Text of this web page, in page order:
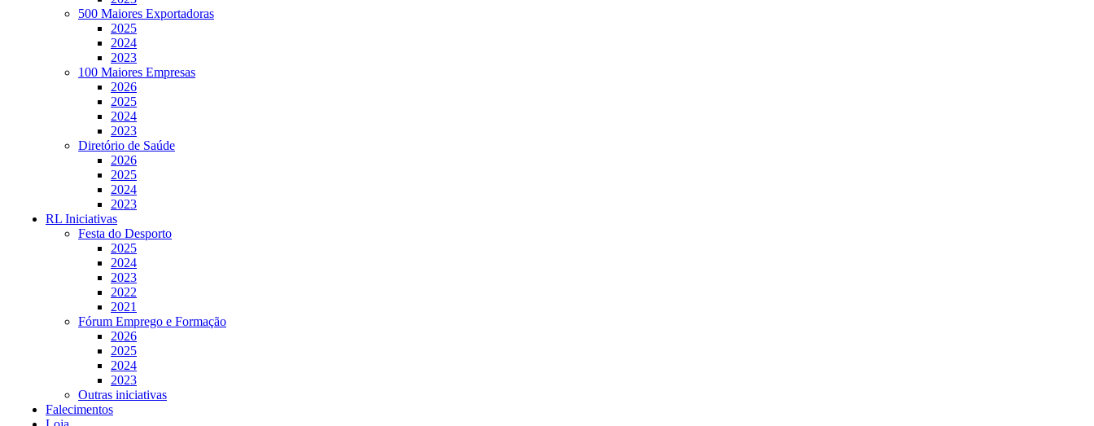
500 Maiores Exportadoras
2025
2024
2023
100 Maiores Empresas
2026
2025
2024
2023
Diretório de Saúde
2026
2025
2024
2023
RL Iniciativas
Festa do Desporto
2025
2024
2023
2022
2021
Fórum Emprego e Formação
2026
2025
2024
2023
Outras iniciativas
Falecimentos